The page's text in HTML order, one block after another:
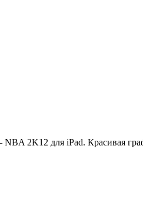
NBA 2K12 для iPad. Красивая